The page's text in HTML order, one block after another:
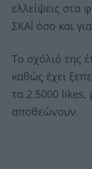
ελλείψεις στα
ΣΚΑΪ όσο και
Το σχόλιό της
καθώς έχει
τα 2.5000
αποθεώνουν.